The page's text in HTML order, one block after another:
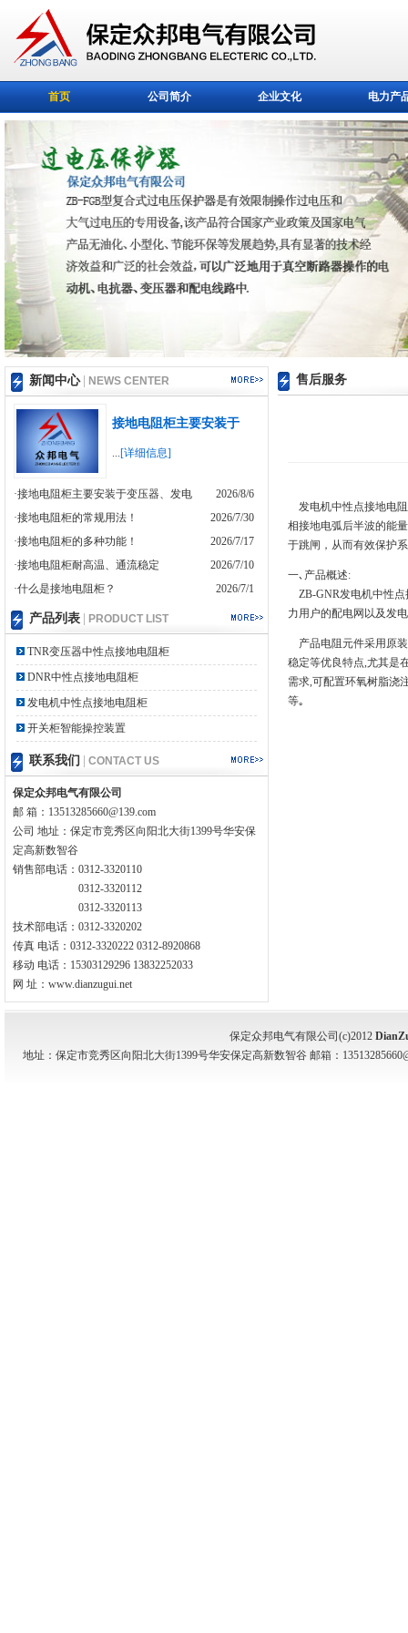
首页 公司简介 企业文化 电力产
新闻中心 NEWS CENTER
接地电阻柜主要安装于
...[详细信息]
·接地电阻柜主要安装于变压器、发电
2026/8/6
·接地电阻柜的常规用法！
2026/7/30
·接地电阻柜的多种功能！
2026/7/17
·接地电阻柜耐高温、通流稳定
2026/7/10
·什么是接地电阻柜？
2026/7/1
产品列表 PRODUCT LIST
TNR变压器中性点接地电阻柜
DNR中性点接地电阻柜
发电机中性点接地电阻柜
开关柜智能操控装置
联系我们 CONTACT US
保定众邦电气有限公司
邮 箱：13513285660@139.com
公司 地址：保定市竞秀区向阳北大街1399号华安保
定高新数智谷
销售部电话：0312-3320110
0312-3320112
0312-3320113
技术部电话：0312-3320202
传真 电话：0312-3320222 0312-8920868
移动 电话：15303129296 13832252033
网 址：www.dianzugui.net
售后服务
发电机中性点接地电
相接地电弧后半波的能
于跳闸，从而有效保护
一､产品概述:
ZB-GNR发电机中性点
力用户的配电网以及发
产品电阻元件采用原装
稳定等优良特点,尤其是
需求,可配置环氧树脂浇
等｡
保定众邦电气有限公司(c)2012
地址：保定市竞秀区向阳北大街1399号华安保定高新数智谷 邮箱：